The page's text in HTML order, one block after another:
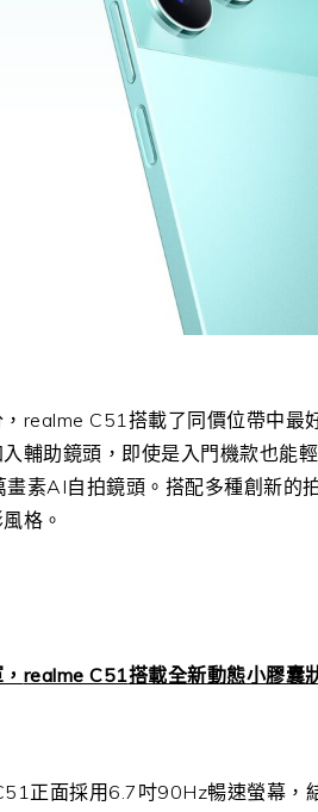
realme C51搭載了同價位帶中最
輔助鏡頭，即使是入門機款也能
畫素AI自拍鏡頭。搭配多種創新的
格。
realme C51搭載全新動態小膠囊
正面採用 6.7 吋90Hz暢速螢幕，